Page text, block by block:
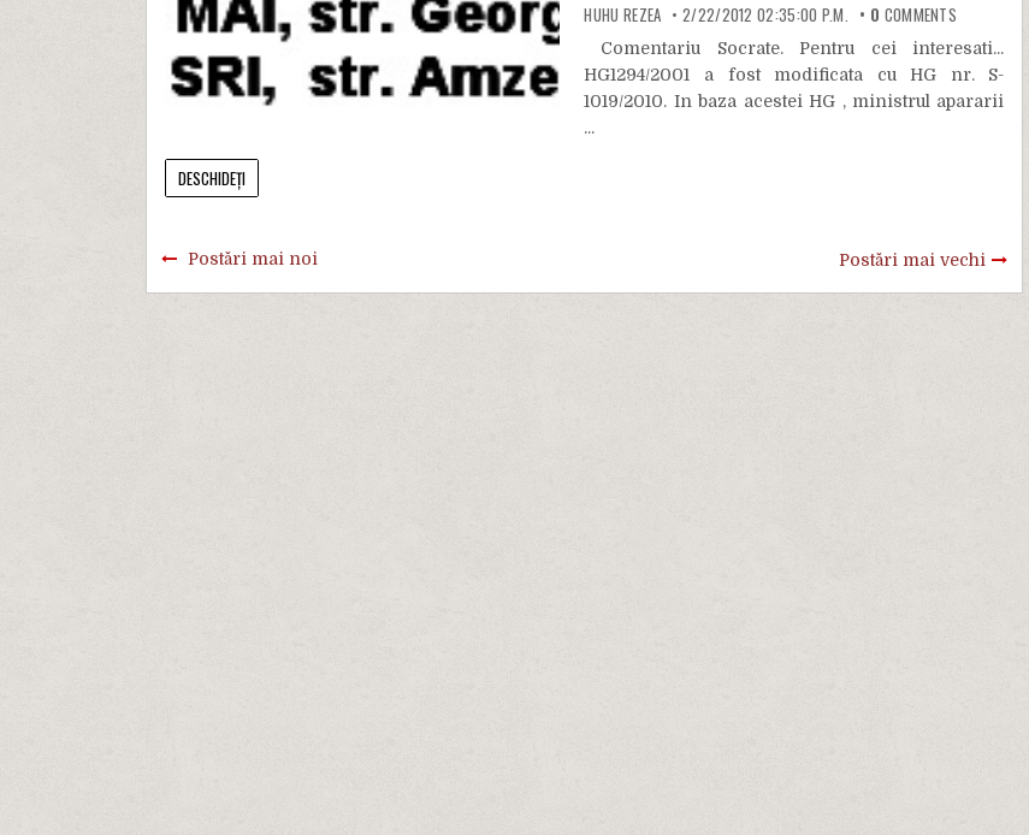
HUHU REZEA 2/22/2012 02:35:00 P.M. 0 COMMENTS
Comentariu Socrate. Pentru cei interesati...
HG1294/2001 a fost modificata cu HG nr. S-
1019/2010. In baza acestei HG , ministrul apararii
...
DESCHIDEȚI
Postări mai noi Postări mai vechi